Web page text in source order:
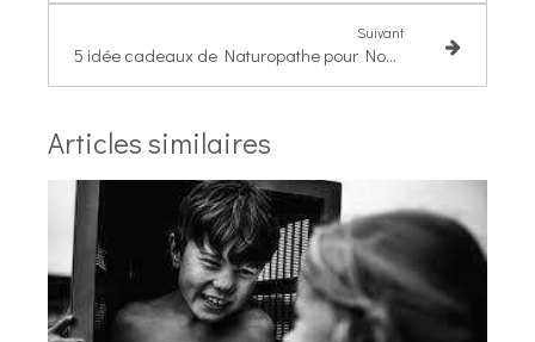
Suivant
5 idée cadeaux de Naturopathe pour Noel !
Articles similaires